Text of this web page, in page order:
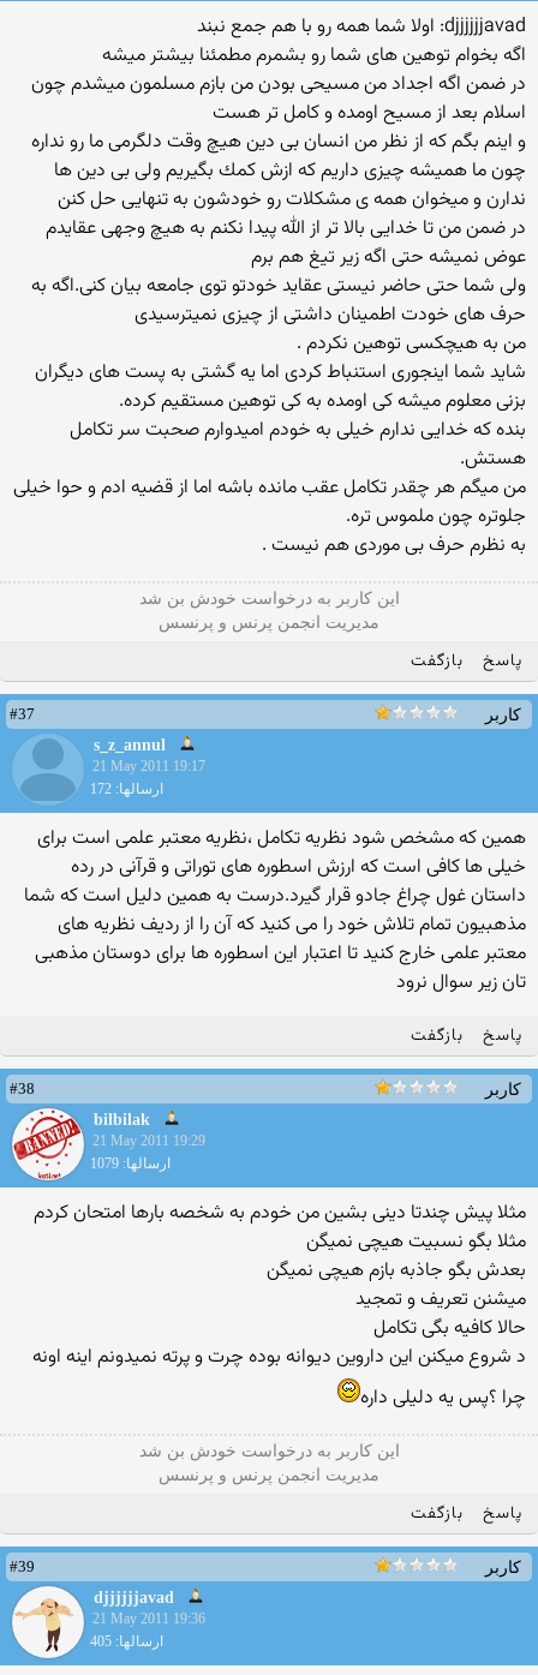
djjjjjjavad: اولا شما همه رو با هم جمع نبند
اگه بخوام توهین های شما رو بشمرم مطمئنا بیشتر میشه
در ضمن اگه اجداد من مسیحی بودن من بازم مسلمون میشدم چون
اسلام بعد از مسیح اومده و كامل تر هست
و اینم بگم كه از نظر من انسان بی دین هیچ وقت دلگرمی ما رو نداره
چون ما همیشه چیزی داریم كه ازش كمك بگیریم ولی بی دین ها
ندارن و میخوان همه ی مشكلات رو خودشون به تنهایی حل كنن
در ضمن من تا خدایی بالا تر از الله پیدا نكنم به هیچ وجهی عقایدم
عوض نمیشه حتی اگه زیر تیغ هم برم
ولی شما حتی حاضر نیستی عقاید خودتو توی جامعه بیان كنی.اگه به
حرف های خودت اطمینان داشتی از چیزی نمیترسیدی
من به هیچكسی توهین نكردم .
شاید شما اینجوری استنباط كردی اما یه گشتی به پست های دیگران
بزنی معلوم میشه كی اومده به كی توهین مستقیم كرده.
بنده كه خدایی ندارم خیلی به خودم امیدوارم صحبت سر تكامل
هستش.
من میگم هر چقدر تكامل عقب مانده باشه اما از قضیه ادم و حوا خیلی
جلوتره چون ملموس تره.
به نظرم حرف بی موردی هم نیست .
این كاربر به درخواست خودش بن شد
مدیریت انجمن پرنس و پرنسس
پاسخ بازگفت
کاربر
#37
s_z_annul
21 May 2011 19:17
ارسالها: 172
همین که مشخص شود نظریه تکامل ،نظریه معتبر علمی است برای
خیلی ها کافی است که ارزش اسطوره های توراتی و قرآنی در رده
داستان غول چراغ جادو قرار گیرد.درست به همین دلیل است كه شما
مذهبیون تمام تلاش خود را می کنید که آن را از ردیف نظریه های
معتبر علمی خارج کنید تا اعتبار این اسطوره ها برای دوستان مذهبی
تان زیر سوال نرود
پاسخ بازگفت
کاربر
#38
bilbilak
21 May 2011 19:29
ارسالها: 1079
مثلا پیش چندتا دینی بشین من خودم به شخصه بارها امتحان كردم
مثلا بگو نسبیت هیچی نمیگن
بعدش بگو جاذبه بازم هیچی نمیگن
میشنن تعریف و تمجید
حالا كافیه بگی تكامل
د شروع میكنن این داروین دیوانه بوده چرت و پرته نمیدونم اینه اونه
چرا ؟پس یه دلیلی داره
این كاربر به درخواست خودش بن شد
مدیریت انجمن پرنس و پرنسس
پاسخ بازگفت
کاربر
#39
djjjjjjavad
21 May 2011 19:36
ارسالها: 405